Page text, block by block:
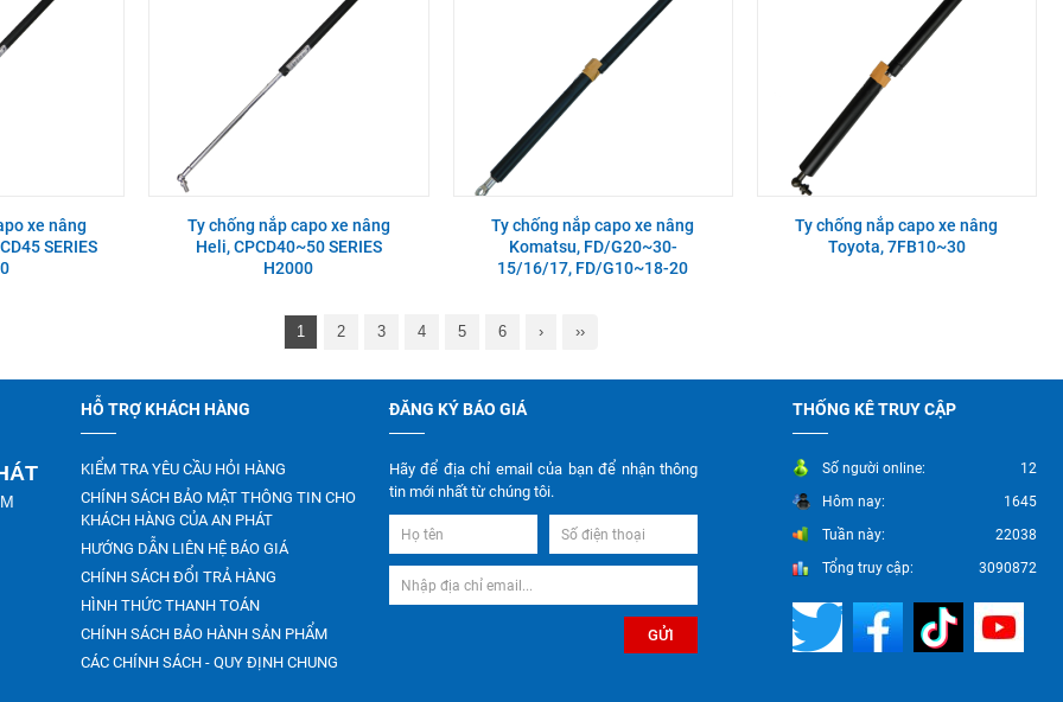
xe nâng
SERIES
Ty chống nắp capo xe nâng
Heli, CPCD40~50 SERIES
H2000
Ty chống nắp capo xe nâng
Komatsu, FD/G20~30-
15/16/17, FD/G10~18-20
Ty chống nắp capo xe nâng
Toyota, 7FB10~30
1 2 3 4 5 6 › ››
HỖ TRỢ KHÁCH HÀNG
KIỂM TRA YÊU CẦU HỎI HÀNG
CHÍNH SÁCH BẢO MẬT THÔNG TIN CHO
KHÁCH HÀNG CỦA AN PHÁT
HƯỚNG DẪN LIÊN HỆ BÁO GIÁ
CHÍNH SÁCH ĐỔI TRẢ HÀNG
HÌNH THỨC THANH TOÁN
CHÍNH SÁCH BẢO HÀNH SẢN PHẨM
CÁC CHÍNH SÁCH - QUY ĐỊNH CHUNG
ĐĂNG KÝ BÁO GIÁ
Hãy để địa chỉ email của bạn để nhận thông
tin mới nhất từ chúng tôi.
THỐNG KÊ TRUY CẬP
Số người online:
12
Hôm nay:
1645
Tuần này:
22038
Tổng truy cập:
3090872